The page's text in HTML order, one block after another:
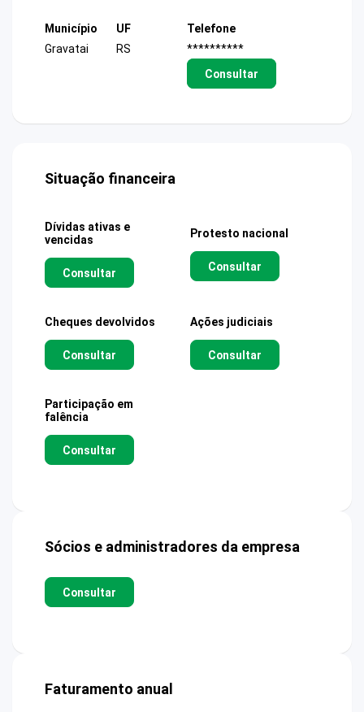
Município
Gravatai
UF
RS
Telefone
**********
Consultar
Situação financeira
Dívidas ativas e
vencidas
Consultar
Protesto nacional
Consultar
Cheques devolvidos
Consultar
Ações judiciais
Consultar
Participação em
falência
Consultar
Sócios e administradores da empresa
Consultar
Faturamento anual